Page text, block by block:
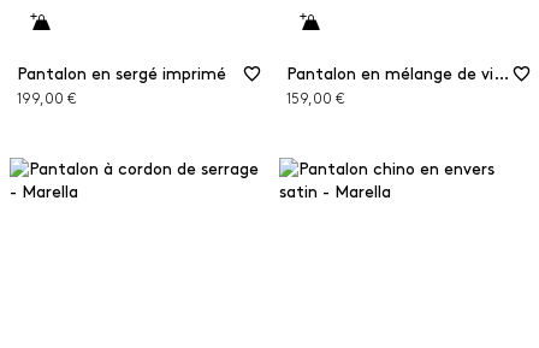
Pantalon en sergé imprimé
199,00 €
Pantalon en mélange de viscose stretch
159,00 €